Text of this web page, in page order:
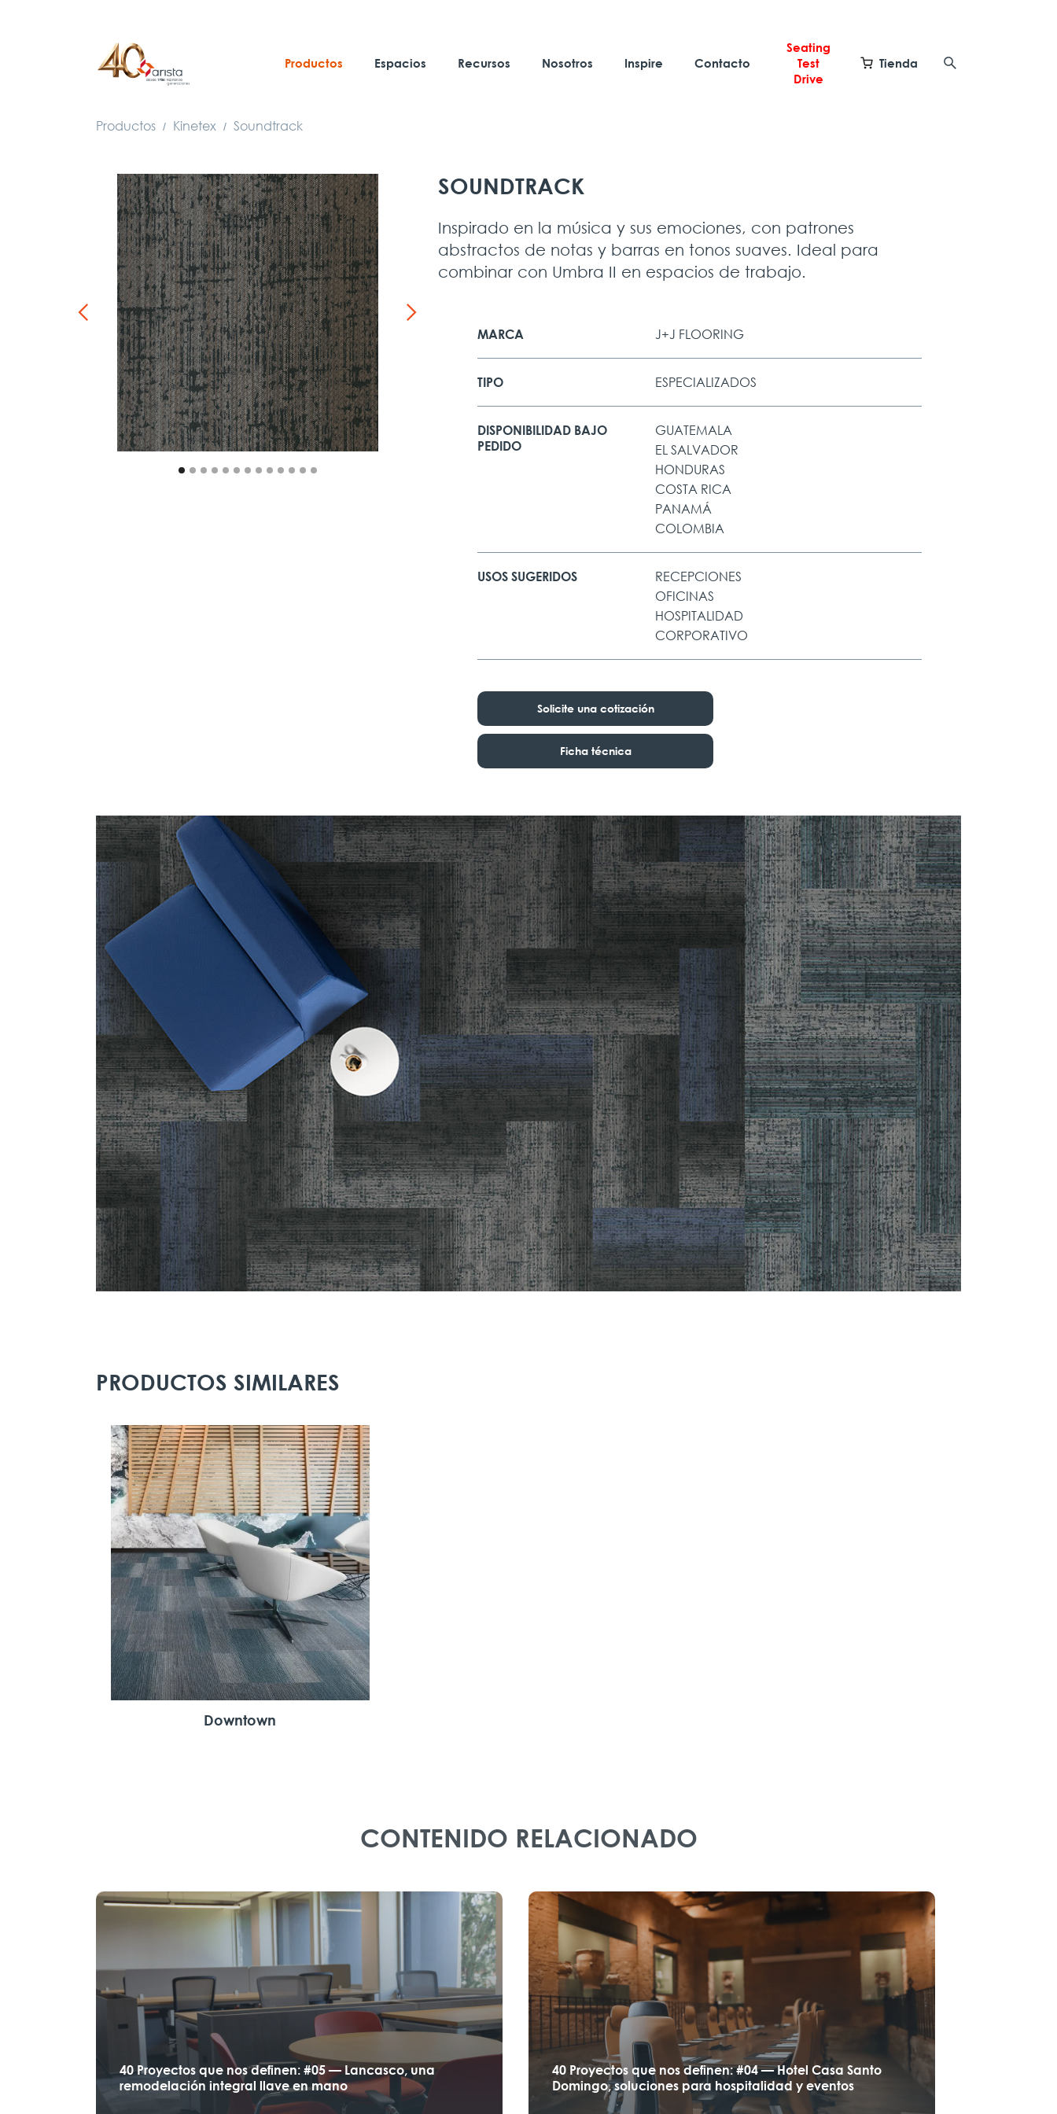
Productos Espacios Recursos Nosotros Inspire Contacto
Seating
Test
Drive
Tienda
Productos / Kinetex / Soundtrack
SOUNDTRACK
Inspirado en la música y sus emociones, con patrones
abstractos de notas y barras en tonos suaves. Ideal para
combinar con Umbra II en espacios de trabajo.
MARCA J+J FLOORING
TIPO ESPECIALIZADOS
DISPONIBILIDAD BAJO
PEDIDO
GUATEMALA
EL SALVADOR
HONDURAS
COSTA RICA
PANAMÁ
COLOMBIA
USOS SUGERIDOS
RECEPCIONES
OFICINAS
HOSPITALIDAD
CORPORATIVO
Solicite una cotización
Ficha técnica
PRODUCTOS SIMILARES
Downtown
CONTENIDO RELACIONADO
40 Proyectos que nos definen: #05 — Lancasco, una
remodelación integral llave en mano
40 Proyectos que nos definen: #04 — Hotel Casa Santo
Domingo, soluciones para hospitalidad y eventos